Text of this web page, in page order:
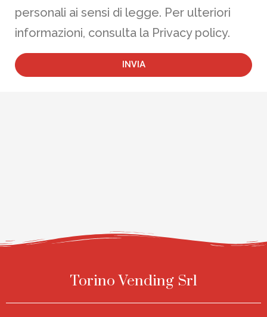
personali ai sensi di legge. Per ulteriori
informazioni, consulta la Privacy policy.
INVIA
Torino Vending Srl